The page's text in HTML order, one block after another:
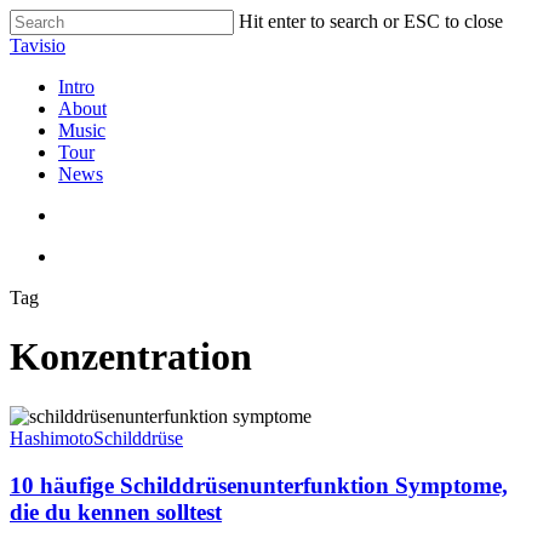
Skip
to
content
Hit enter to search or ESC to close
Close
Tavisio
search
Menu
Intro
About
Music
Tour
News
Tag
Konzentration
10
häufige
Symptome,
die
du
HashimotoSchilddrüse
10 häufige Schilddrüsenunterfunktion Symptome,
die du kennen solltest